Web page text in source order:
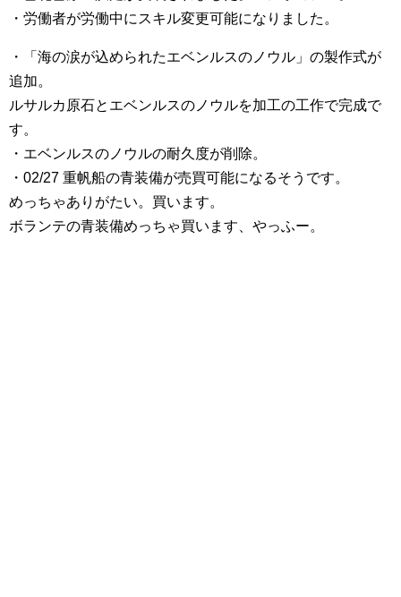
・労働者が労働中にスキル変更可能になりました。
・「海の涙が込められたエベンルスのノウル」の製作式が
追加。
ルサルカ原石とエベンルスのノウルを加工の工作で完成で
す。
・エベンルスのノウルの耐久度が削除。
・02/27 重帆船の青装備が売買可能になるそうです。
めっちゃありがたい。買います。
ボランテの青装備めっちゃ買います、やっふー。